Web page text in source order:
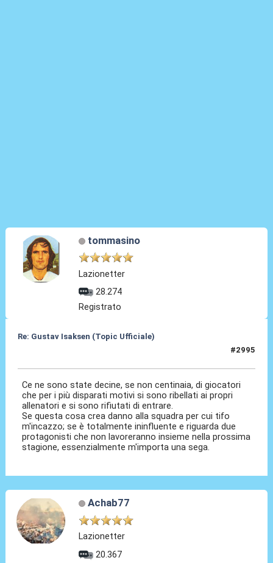
tommasino
Lazionetter
28.274
Registrato
Re: Gustav Isaksen (Topic Ufficiale)
#2995
Ce ne sono state decine, se non centinaia, di giocatori
che per i più disparati motivi si sono ribellati ai propri
allenatori e si sono rifiutati di entrare.
Se questa cosa crea danno alla squadra per cui tifo
m'incazzo; se è totalmente ininfluente e riguarda due
protagonisti che non lavoreranno insieme nella prossima
stagione, essenzialmente m'importa una sega.
Achab77
Lazionetter
20.367